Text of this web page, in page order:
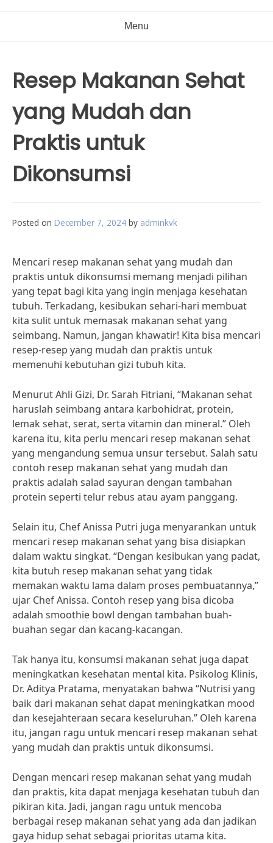
Menu
Resep Makanan Sehat
yang Mudah dan
Praktis untuk
Dikonsumsi
Posted on December 7, 2024 by adminkvk
Mencari resep makanan sehat yang mudah dan
praktis untuk dikonsumsi memang menjadi pilihan
yang tepat bagi kita yang ingin menjaga kesehatan
tubuh. Terkadang, kesibukan sehari-hari membuat
kita sulit untuk memasak makanan sehat yang
seimbang. Namun, jangan khawatir! Kita bisa mencari
resep-resep yang mudah dan praktis untuk
memenuhi kebutuhan gizi tubuh kita.
Menurut Ahli Gizi, Dr. Sarah Fitriani, “Makanan sehat
haruslah seimbang antara karbohidrat, protein,
lemak sehat, serat, serta vitamin dan mineral.” Oleh
karena itu, kita perlu mencari resep makanan sehat
yang mengandung semua unsur tersebut. Salah satu
contoh resep makanan sehat yang mudah dan
praktis adalah salad sayuran dengan tambahan
protein seperti telur rebus atau ayam panggang.
Selain itu, Chef Anissa Putri juga menyarankan untuk
mencari resep makanan sehat yang bisa disiapkan
dalam waktu singkat. “Dengan kesibukan yang padat,
kita butuh resep makanan sehat yang tidak
memakan waktu lama dalam proses pembuatannya,”
ujar Chef Anissa. Contoh resep yang bisa dicoba
adalah smoothie bowl dengan tambahan buah-
buahan segar dan kacang-kacangan.
Tak hanya itu, konsumsi makanan sehat juga dapat
meningkatkan kesehatan mental kita. Psikolog Klinis,
Dr. Aditya Pratama, menyatakan bahwa “Nutrisi yang
baik dari makanan sehat dapat meningkatkan mood
dan kesejahteraan secara keseluruhan.” Oleh karena
itu, jangan ragu untuk mencari resep makanan sehat
yang mudah dan praktis untuk dikonsumsi.
Dengan mencari resep makanan sehat yang mudah
dan praktis, kita dapat menjaga kesehatan tubuh dan
pikiran kita. Jadi, jangan ragu untuk mencoba
berbagai resep makanan sehat yang ada dan jadikan
gaya hidup sehat sebagai prioritas utama kita.